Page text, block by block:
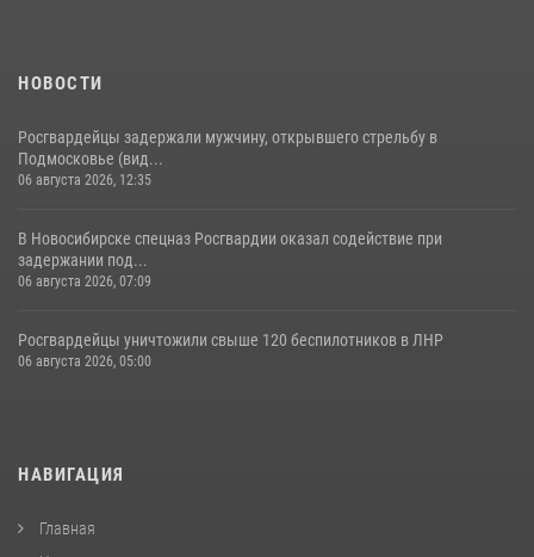
НОВОСТИ
Росгвардейцы задержали мужчину, открывшего стрельбу в
Подмосковье (вид...
06 августа 2026, 12:35
В Новосибирске спецназ Росгвардии оказал содействие при
задержании под...
06 августа 2026, 07:09
Росгвардейцы уничтожили свыше 120 беспилотников в ЛНР
06 августа 2026, 05:00
НАВИГАЦИЯ
Главная